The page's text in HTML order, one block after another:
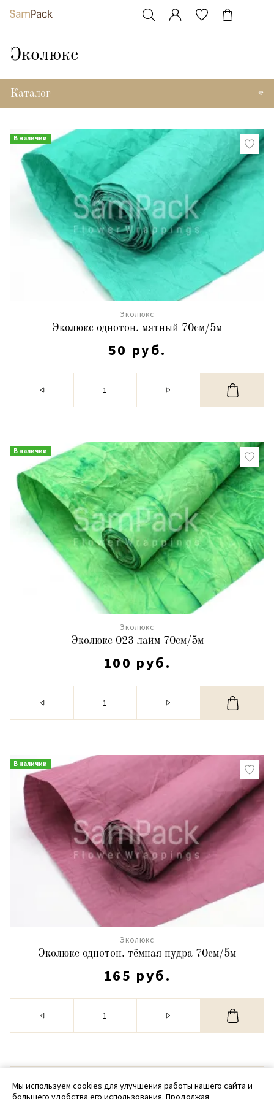
Эколюкс
Каталог
В наличии
Эколюкс
Эколюкс однотон. мятный 70см/5м
50 руб.
В наличии
Эколюкс
Эколюкс 023 лайм 70см/5м
100 руб.
В наличии
Эколюкс
Эколюкс однотон. тёмная пудра 70см/5м
165 руб.
© 2020 - 2026 SamPack
Мы используем cookies для улучшения работы нашего сайта и
большего удобства его использования. Продолжая